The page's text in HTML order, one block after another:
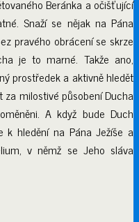
Beránka a očišťující
Snaží se nějak na Pána
pravého obrácení se skrze
je to marné. Takže ano,
prostředek a aktivně hledět
milostivé působení Ducha
A když bude Duch
hledění na Pána Ježíše a
v němž se Jeho sláva